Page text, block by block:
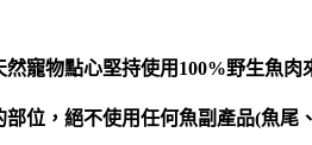
寵物點心堅持使用100%野生魚肉
位，絕不使用任何魚副產品(魚尾